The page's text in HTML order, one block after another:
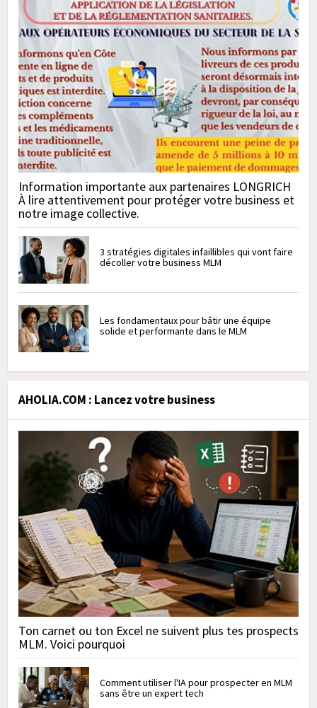
Information importante aux partenaires LONGRICH
À lire attentivement pour protéger votre business et
notre image collective.
3 stratégies digitales infaillibles qui vont faire
décoller votre business MLM
Les fondamentaux pour bâtir une équipe
solide et performante dans le MLM
AHOLIA.COM : Lancez votre business
Ton carnet ou ton Excel ne suivent plus tes prospects
MLM. Voici pourquoi
Comment utiliser l'IA pour prospecter en MLM
sans être un expert tech